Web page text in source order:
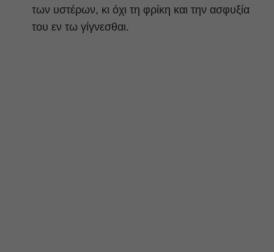
των υστέρων, κι όχι τη φρίκη και την ασφυξία
του εν τω γίγνεσθαι.